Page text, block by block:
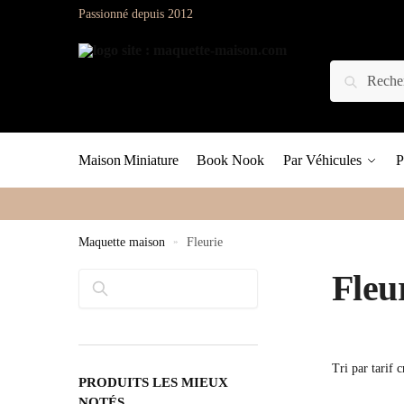
Passionné depuis 2012
Maison Miniature Book Nook Par Véhicules
Maquette maison » Fleurie
PRODUITS LES MIEUX